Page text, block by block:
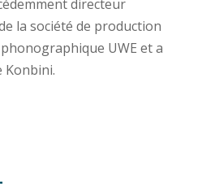
directeur
la société de production
UWE et a
Konbini.